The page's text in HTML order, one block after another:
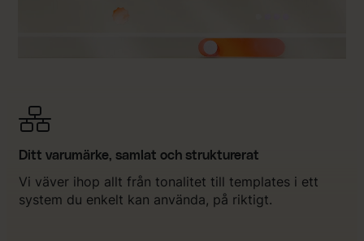
Ditt varumärke, samlat och strukturerat
Vi väver ihop allt från tonalitet till templates i ett
system du enkelt kan använda, på riktigt.